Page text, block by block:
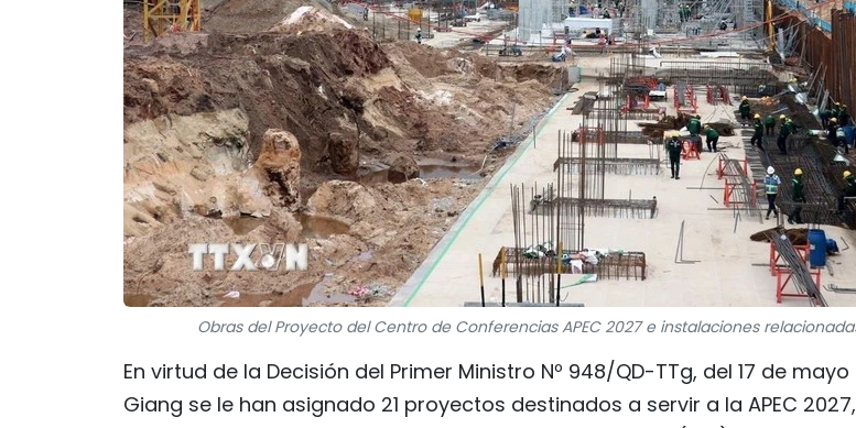
Obras del Proyecto del Centro de Conferencias APEC 2027 e instalaciones
En virtud de la Decisión del Primer Ministro Nº 948/QD-TTg, del 17 de
Giang se le han asignado 21 proyectos destinados a servir a la APEC